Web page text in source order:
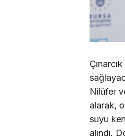
Nilüfer
alarak,
suyu
alındı.